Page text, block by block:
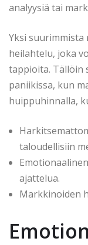
analyysiä tai
Yksi
heilahtelu, joka
tappioita. Tällöin
paniikissa, kun
huippuhinnalla,
taloudellisiin
ajattelua.
Markkinoiden